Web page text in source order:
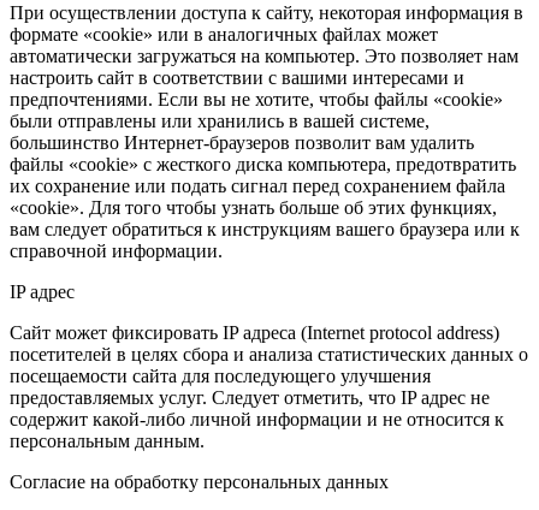
При осуществлении доступа к сайту, некоторая информация в
формате «cookie» или в аналогичных файлах может
автоматически загружаться на компьютер. Это позволяет нам
настроить сайт в соответствии с вашими интересами и
предпочтениями. Если вы не хотите, чтобы файлы «cookie»
были отправлены или хранились в вашей системе,
большинство Интернет-браузеров позволит вам удалить
файлы «cookie» с жесткого диска компьютера, предотвратить
их сохранение или подать сигнал перед сохранением файла
«cookie». Для того чтобы узнать больше об этих функциях,
вам следует обратиться к инструкциям вашего браузера или к
справочной информации.
IP адрес
Сайт может фиксировать IP адреса (Internet protocol address)
посетителей в целях сбора и анализа статистических данных о
посещаемости сайта для последующего улучшения
предоставляемых услуг. Следует отметить, что IP адрес не
содержит какой-либо личной информации и не относится к
персональным данным.
Согласие на обработку персональных данных